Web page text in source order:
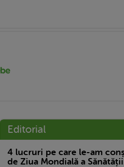
Editorial
4 lucruri pe care le-am
de Ziua Mondială a